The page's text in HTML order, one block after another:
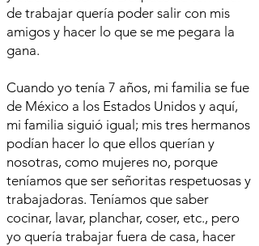
de trabajar quería poder salir con mis
amigos y hacer lo que se me pegara la
gana.
Cuando yo tenía 7 años, mi familia se fue
de México a los Estados Unidos y aquí,
mi familia siguió igual; mis tres hermanos
podían hacer lo que ellos querían y
nosotras, como mujeres no, porque
teníamos que ser señoritas respetuosas y
trabajadoras. Teníamos que saber
cocinar, lavar, planchar, coser, etc., pero
yo quería trabajar fuera de casa, hacer